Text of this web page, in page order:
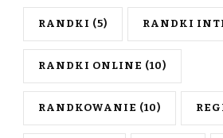
RANDKI (5) RANDKI
RANDKI ONLINE (10)
RANDKOWANIE (10)